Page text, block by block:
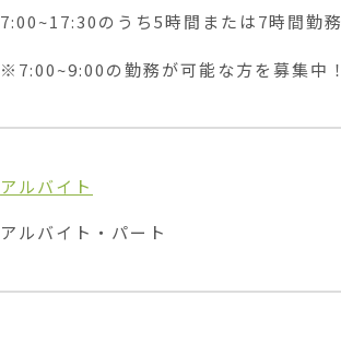
7:00~17:30のうち5時間または7時間勤務
※7:00~9:00の勤務が可能な方を募集中！
アルバイト
アルバイト・パート